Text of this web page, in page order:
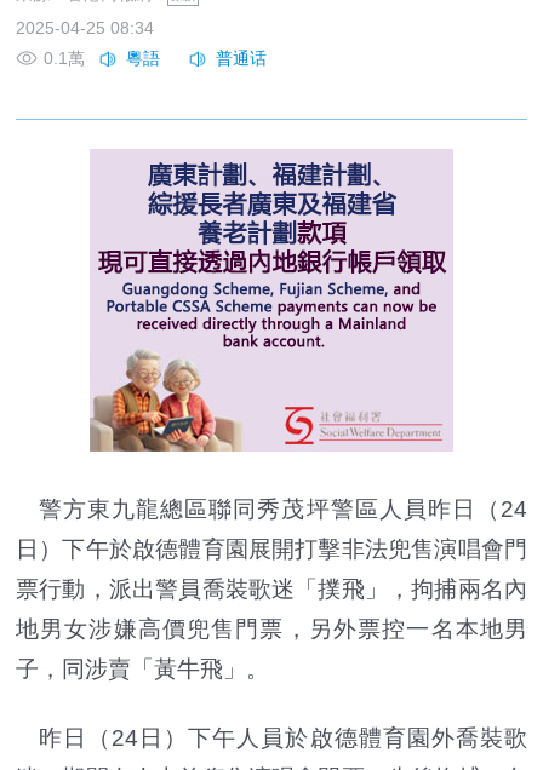
2025-04-25 08:34
0.1萬
警方東九龍總區聯同秀茂坪警區人員昨日（24
日）下午於啟德體育園展開打擊非法兜售演唱會門
票行動，派出警員喬裝歌迷「撲飛」，拘捕兩名內
地男女涉嫌高價兜售門票，另外票控一名本地男
子，同涉賣「黃牛飛」。
昨日（24日）下午人員於啟德體育園外喬裝歌